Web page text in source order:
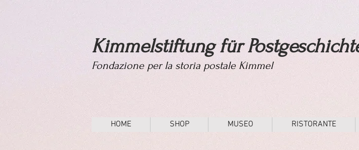
Kimmelstiftung für
Fondazione per la storia postale Kimmel
HOME SHOP MUSEO RISTORANTE